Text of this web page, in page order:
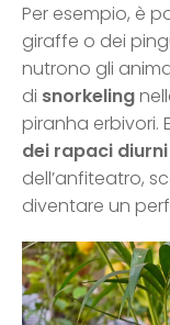
Per esempio, è
giraffe o dei
nutrono gli
di snorkeling
piranha erbivori.
dei rapaci
dell’anfiteatro,
diventare un